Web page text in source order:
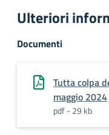
Ulteriori
Documenti
Tutta colpa
maggio 2024
pdf - 29 kb